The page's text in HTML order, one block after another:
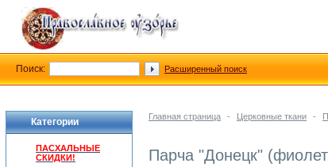
Главная страница - Церковные ткани -
Парча "Донецк"
Категории
ПАСХАЛЬНЫЕ
СКИДКИ!
Поиск: Расширенный поиск